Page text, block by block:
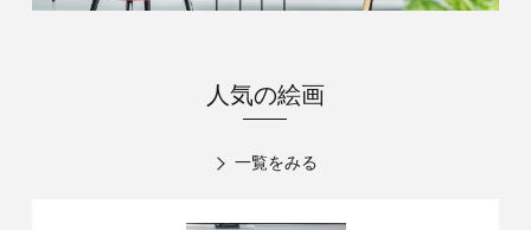
人気の絵画
一覧をみる